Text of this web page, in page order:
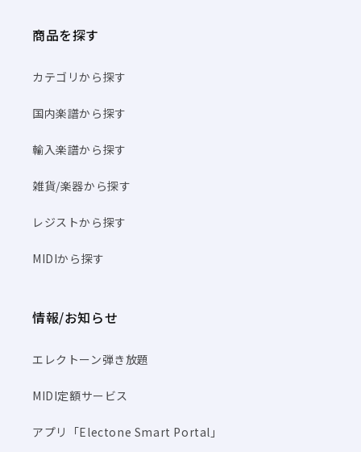
商品を探す
カテゴリから探す
国内楽譜から探す
輸入楽譜から探す
雑貨/楽器から探す
レジストから探す
MIDIから探す
情報/お知らせ
エレクトーン弾き放題
MIDI定額サービス
アプリ「Electone Smart Portal」